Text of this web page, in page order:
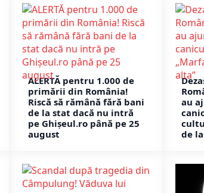
ALERTĂ pentru 1.000 de
primării din România!
Riscă să rămână fără bani
de la stat dacă nu intră
pe Ghișeul.ro până pe 25
august
au
de